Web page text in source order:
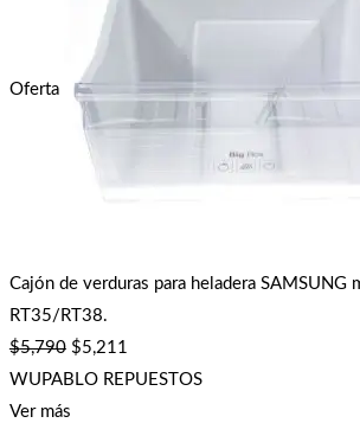
Oferta
Cajón de verduras para heladera SAMSUNG
RT35/RT38.
$5,790 $5,211
WUPABLO REPUESTOS
Ver más